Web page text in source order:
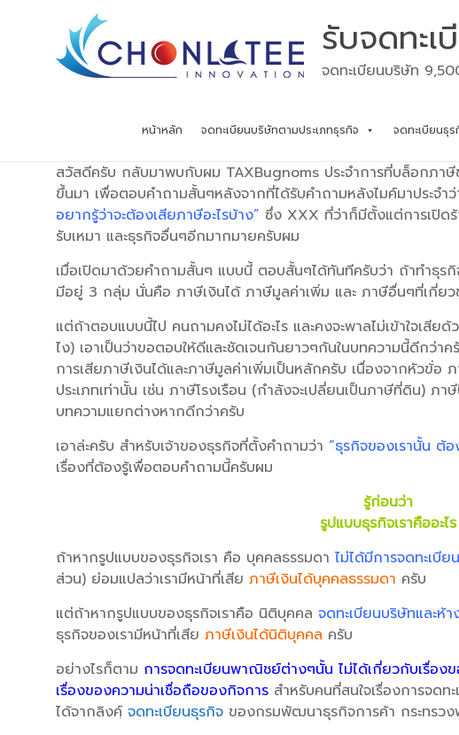
รับจดทะ
จดทะเบียนบริษัท
หน้าหลัก จดทะเบียนบริษัทตามประเภทธุรกิจ จดทะเบียนธุร
สวัสดีครับ กลับมาพบกับผม TAXBugnoms ประจำการที่บล็อกภา
ขึ้นมา เพื่อตอบคำถามสั้นๆหลังจากที่ได้รับคำถามหลังไมค์มาประจำว่
อยากรู้ว่าจะต้องเสียภาษีอะไรบ้าง” ซึ่ง XXX ที่ว่าก็มีตั้งแต่การเปิด
รับเหมา และธุรกิจอื่นๆอีกมากมายครับผม
เมื่อเปิดมาด้วยคำถามสั้นๆ แบบนี้ ตอบสั้นๆได้ทันทีครับว่า ถ้าทำธุร
มีอยู่ 3 กลุ่ม นั่นคือ ภาษีเงินได้ ภาษีมูลค่าเพิ่ม และ ภาษีอื่นๆที่เกี่ย
แต่ถ้าตอบแบบนี้ไป คนถามคงไม่ได้อะไร และคงจะพาลไม่เข้าใจเสี
ไง) เอาเป็นว่าขอตอบให้ดีและชัดเจนกันยาวๆกันในบทความนี้ดีกว่า
การเสียภาษีเงินได้และภาษีมูลค่าเพิ่มเป็นหลักครับ เนื่องจากหัวข้่อ
ประเภทเท่านั้น เช่น ภาษีโรงเรือน (กำลังจะเปลี่ยนเป็นภาษีที่ดิน) ภา
บทความแยกต่างหากดีกว่าครับ
เอาล่ะครับ สำหรับเจ้าของธุรกิจที่ตั้งคำถามว่า “ธุรกิจของเรานั้น ต้อ
เรื่องที่ต้องรู้เพื่อตอบคำถามนี้ครับผม
รู้ก่อนว่า
รูปแบบธุรกิจเราคืออะไร
ถ้าหากรูปแบบของธุรกิจเรา คือ บุคคลธรรมดา ไม่ได้มีการจดทะเบี
ส่วน) ย่อมแปลว่าเรามีหน้าที่เสีย ภาษีเงินได้บุคคลธรรมดา ครับ
แต่ถ้าหากรูปแบบของธุรกิจเราคือ นิติบุคคล จดทะเบียนบริษัทและห้
ธุรกิจของเรามีหน้าที่เสีย ภาษีเงินได้นิติบุคคล ครับ
อย่างไรก็ตาม การจดทะเบียนพาณิชย์ต่างๆนั้น ไม่ได้เกี่ยวกับเรื่อง
เรื่องของความน่าเชื่อถือของกิจการ สำหรับคนที่สนใจเรื่องการจด
ได้จากลิงค์ฺ จดทะเบียนธุรกิจ ของกรมพัฒนาธุรกิจการค้า กระทรว